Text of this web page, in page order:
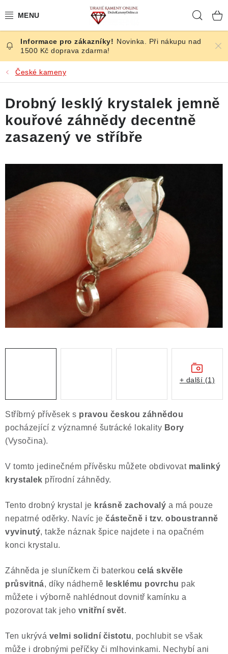
na
ČESKÉ KAMENY
ŠPERKY
KAMENY ZE SVĚTA
BROUŠENÉ
KRYSTALY
NÁŠ PŘÍBĚH
VIDEOGALERIE
Výkup minerálů a drahých kamenů
Formulář pro uplatnění reklamace
Poučení o právu na odstoupení od smlouvy
Novinka. Při nákupu nad
1500 Kč doprava zdarma!
České kameny
Stříbrný přívěsek s pravou českou záhnědou
pocházející z významné šutrácké lokality Bory
(Vysočina).
V tomto jedinečném přívěsku můžete obdivovat malinký
krystalek přírodní záhnědy.
Tento drobný krystal je krásně zachovalý a má pouze
nepatrné oděrky. Navíc je částečně i tzv. oboustranně
vyvinutý, takže náznak špice najdete i na opačném
konci krystalu.
Záhněda je sluníčkem či baterkou celá skvěle
průsvitná, díky nádherně lesklému povrchu pak
můžete i výborně nahlédnout dovnitř kamínku a
pozorovat tak jeho vnitřní svět.
Ten ukrývá velmi solidní čistotu, pochlubit se však
může i drobnými peříčky či mlhovinkami. Nechybí ani
Drobný lesklý krystalek jemně
kouřové záhnědy decentně
zasazený ve stříbře
+ další (1)